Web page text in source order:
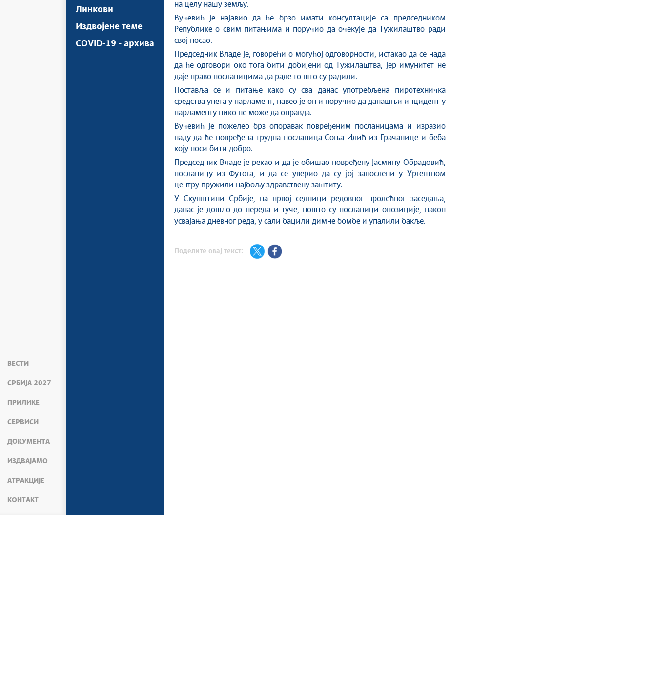
ВЕСТИ
СРБИЈА 2027
ПРИЛИКЕ
СЕРВИСИ
ДОКУМЕНТА
ИЗДВАЈАМО
АТРАКЦИЈЕ
КОНТАКТ
Линкови
Издвојене теме
COVID-19 - архива
на целу нашу земљу.
Вучевић је најавио да ће брзо имати консултације са председником
Републике о свим питањима и поручио да очекује да Тужилаштво ради
свој посао.
Председник Владе је, говорећи о могућој одговорности, истакао да се нада
да ће одговори око тога бити добијени од Тужилаштва, јер имунитет не
даје право посланицима да раде то што су радили.
Поставља се и питање како су сва данас употребљена пиротехничка
средства унета у парламент, навео је он и поручио да данашњи инцидент у
парламенту нико не може да оправда.
Вучевић је пожелео брз опорaвак повређеним посланицама и изразио
наду да ће повређена трудна посланица Соња Илић из Грачанице и беба
коју носи бити добро.
Председник Владе је рекао и да је обишао повређену Јасмину Обрадовић,
посланицу из Футога, и да се уверио да су јој запослени у Ургентном
центру пружили најбољу здравствену заштиту.
У Скупштини Србије, на првој седници редовног пролећног заседања,
данас је дошло до нереда и туче, пошто су посланици опозиције, након
усвајања дневног реда, у сали бацили димне бомбе и упалили бакље.
Поделите овај текст: